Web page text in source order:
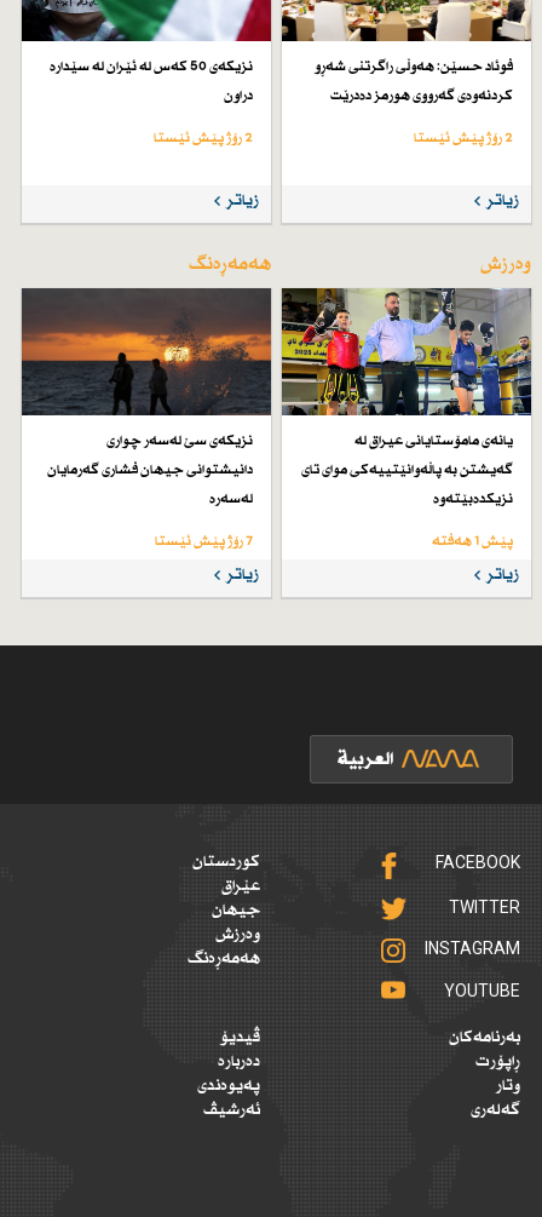
فوئاد حسێن: هەوڵی راگرتنی شەڕو
كردنەوەی گەرووی هورمز دەدرێت
2 رۆژ پێش ئێستا
زیاتر
نزیكەی 50 كەس لە ئێران لە سێدارە
دراون
2 رۆژ پێش ئێستا
زیاتر
وەرزش
یانەی مامۆستایانی عیراق لە
گەیشتن بە پاڵەوانێتییەكی موای تای
نزیكدەبێتەوە
پێش 1 هەفتە
زیاتر
هەمەڕەنگ
نزیكەی سێ لەسەر چواری
دانیشتوانی جیهان فشاری گەرمایان
لەسەرە
7 رۆژ پێش ئێستا
زیاتر
FACEBOOK
TWITTER
INSTAGRAM
YOUTUBE
کوردستان
عێراق
جیهان
وەرزش
هەمەڕەنگ
بەرنامەکان
ڕاپۆرت
وتار
گەلەری
ڤیدیۆ
دەربارە
پەیوەندی
ئەرشیڤ